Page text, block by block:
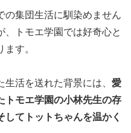
の集団生活に馴染めません
、トモエ学園では好奇心と
す。
生活を送れた背景には、 愛
トモエ学園の小林先生の存
てトットちゃんを温かく